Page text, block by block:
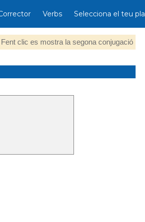
Verbs Selecciona el teu pla
Fent clic es mostra la segona conjugació